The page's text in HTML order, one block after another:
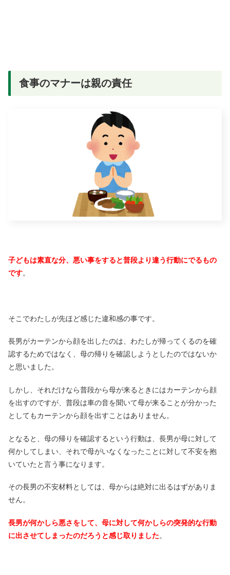
食事のマナーは親の責任
子どもは素直な分、悪い事をすると普段より違う行動にでるもの
です。
そこでわたしが先ほど感じた違和感の事です。
長男がカーテンから顔を出したのは、わたしが帰ってくるのを確
認するためではなく、母の帰りを確認しようとしたのではないか
と思いました。
しかし、それだけなら普段から母が来るときにはカーテンから顔
を出すのですが、普段は車の音を聞いて母が来ることが分かった
としてもカーテンから顔を出すことはありません。
となると、母の帰りを確認するという行動は、長男が母に対して
何かしてしまい、それで母がいなくなったことに対して不安を抱
いていたと言う事になります。
その長男の不安材料としては、母からは絶対に出るはずがありま
せん。
長男が何かしら悪さをして、母に対して何かしらの突発的な行動
に出させてしまったのだろうと感じ取りました。